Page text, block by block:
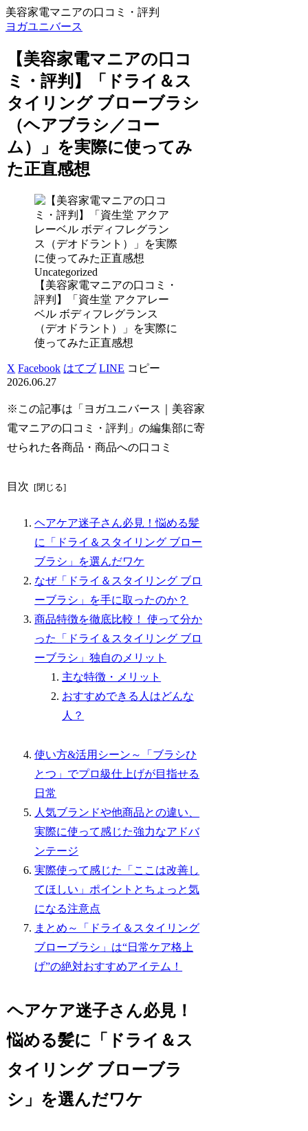
美容家電マニアの口コミ・評判
ヨガユニバース
【美容家電マニアの口コ
ミ・評判】「ドライ＆ス
タイリング ブローブラシ
（ヘアブラシ／コー
ム）」を実際に使ってみ
た正直感想
Uncategorized
【美容家電マニアの口コミ・
評判】「資生堂 アクアレー
ベル ボディフレグランス
（デオドラント）」を実際に
使ってみた正直感想
X Facebook はてブ LINE コピー
2026.06.27
※この記事は「ヨガユニバース｜美容家
電マニアの口コミ・評判」の編集部に寄
せられた各商品・商品への口コミ
目次
ヘアケア迷子さん必見！悩める髪
に「ドライ＆スタイリング ブロー
ブラシ」を選んだワケ
なぜ「ドライ＆スタイリング ブロ
ーブラシ」を手に取ったのか？
商品特徴を徹底比較！ 使って分か
った「ドライ＆スタイリング ブロ
ーブラシ」独自のメリット
主な特徴・メリット
おすすめできる人はどんな
人？
使い方&活用シーン～「ブラシひ
とつ」でプロ級仕上げが目指せる
日常
人気ブランドや他商品との違い、
実際に使って感じた強力なアドバ
ンテージ
実際使って感じた「ここは改善し
てほしい」ポイントとちょっと気
になる注意点
まとめ～「ドライ＆スタイリング
ブローブラシ」は“日常ケア格上
げ”の絶対おすすめアイテム！
ヘアケア迷子さん必見！
悩める髪に「ドライ＆ス
タイリング ブローブラ
シ」を選んだワケ